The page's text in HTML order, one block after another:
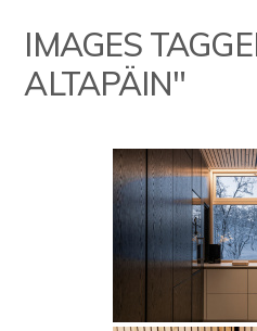
content
IMAGES
ALTAPÄIN"